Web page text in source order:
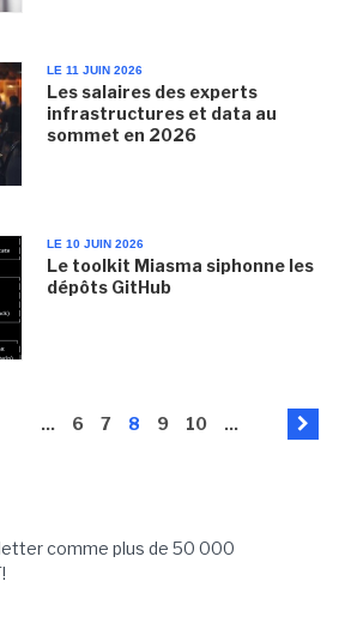
LE 11 JUIN 2026
Les salaires des experts
infrastructures et data au
sommet en 2026
LE 10 JUIN 2026
Le toolkit Miasma siphonne les
dépôts GitHub
... 6 7 8 9 10 ...
comme plus de 50 000